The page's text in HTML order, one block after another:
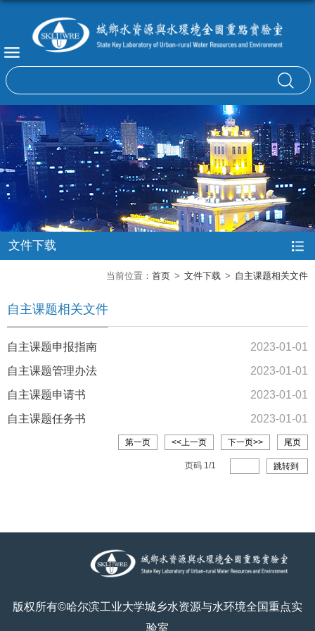
文件下载
当前位置： 首页 > 文件下载 > 自主课题相关文件
自主课题相关文件
自主课题申报指南
2023-01-01
自主课题管理办法
2023-01-01
自主课题申请书
2023-01-01
自主课题任务书
2023-01-01
第一页 <<上一页 下一页>> 尾页
页码 1 /1 跳转到
版权所有©哈尔滨工业大学城乡水资源与水环境全国重点实
验室